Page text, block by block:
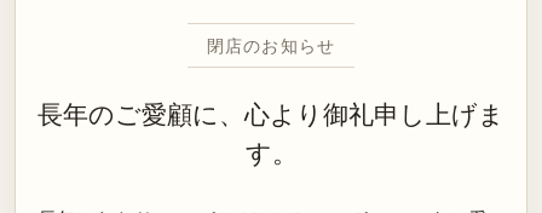
閉店のお知らせ
長年のご愛顧に、心より御礼申し上げま
す。